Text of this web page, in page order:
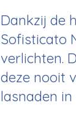
Dankzij de
Sofisticato
verlichten.
deze nooit
lasnaden